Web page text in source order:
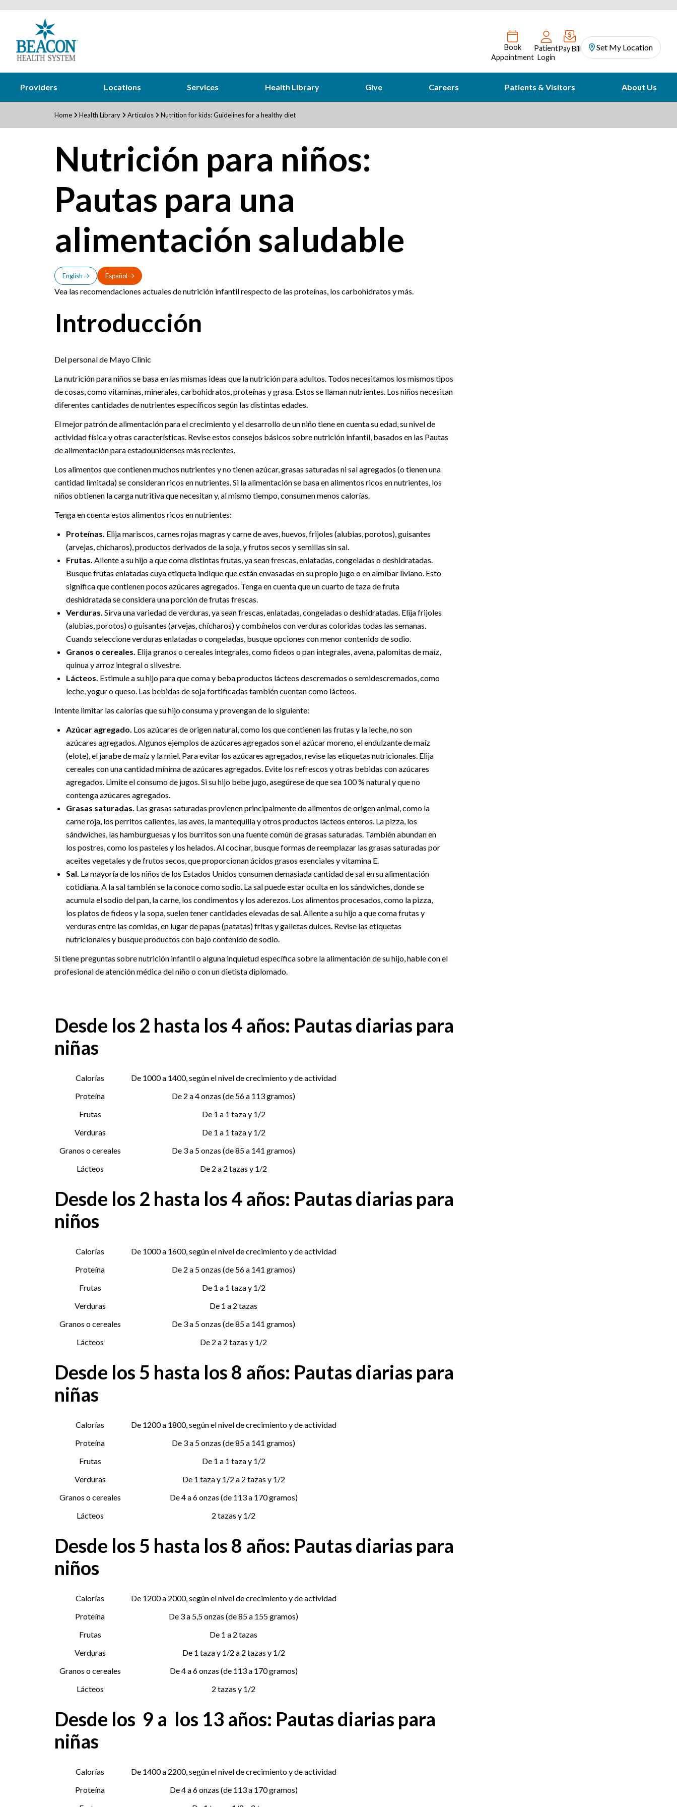
Book
Appointment
Patient
Login
Pay Bill Set My Location
Providers Locations Services Health Library Give Careers Patients & Visitors About Us
Home Health Library Articulos Nutrition for kids: Guidelines for a healthy diet
Nutrición para niños:
Pautas para una
alimentación saludable
English Español
Vea las recomendaciones actuales de nutrición infantil respecto de las proteínas, los carbohidratos y más.
Introducción
Del personal de Mayo Clinic
La nutrición para niños se basa en las mismas ideas que la nutrición para adultos. Todos necesitamos los mismos tipos
de cosas, como vitaminas, minerales, carbohidratos, proteínas y grasa. Estos se llaman nutrientes. Los niños necesitan
diferentes cantidades de nutrientes específicos según las distintas edades.
El mejor patrón de alimentación para el crecimiento y el desarrollo de un niño tiene en cuenta su edad, su nivel de
actividad física y otras características. Revise estos consejos básicos sobre nutrición infantil, basados en las Pautas
de alimentación para estadounidenses más recientes.
Los alimentos que contienen muchos nutrientes y no tienen azúcar, grasas saturadas ni sal agregados (o tienen una
cantidad limitada) se consideran ricos en nutrientes. Si la alimentación se basa en alimentos ricos en nutrientes, los
niños obtienen la carga nutritiva que necesitan y, al mismo tiempo, consumen menos calorías.
Tenga en cuenta estos alimentos ricos en nutrientes:
Proteínas. Elija mariscos, carnes rojas magras y carne de aves, huevos, frijoles (alubias, porotos), guisantes
(arvejas, chícharos), productos derivados de la soja, y frutos secos y semillas sin sal.
Frutas. Aliente a su hijo a que coma distintas frutas, ya sean frescas, enlatadas, congeladas o deshidratadas.
Busque frutas enlatadas cuya etiqueta indique que están envasadas en su propio jugo o en almíbar liviano. Esto
significa que contienen pocos azúcares agregados. Tenga en cuenta que un cuarto de taza de fruta
deshidratada se considera una porción de frutas frescas.
Verduras. Sirva una variedad de verduras, ya sean frescas, enlatadas, congeladas o deshidratadas. Elija frijoles
(alubias, porotos) o guisantes (arvejas, chícharos) y combínelos con verduras coloridas todas las semanas.
Cuando seleccione verduras enlatadas o congeladas, busque opciones con menor contenido de sodio.
Granos o cereales. Elija granos o cereales integrales, como fideos o pan integrales, avena, palomitas de maíz,
quinua y arroz integral o silvestre.
Lácteos. Estimule a su hijo para que coma y beba productos lácteos descremados o semidescremados, como
leche, yogur o queso. Las bebidas de soja fortificadas también cuentan como lácteos.
Intente limitar las calorías que su hijo consuma y provengan de lo siguiente:
Azúcar agregado. Los azúcares de origen natural, como los que contienen las frutas y la leche, no son
azúcares agregados. Algunos ejemplos de azúcares agregados son el azúcar moreno, el endulzante de maíz
(elote), el jarabe de maíz y la miel. Para evitar los azúcares agregados, revise las etiquetas nutricionales. Elija
cereales con una cantidad mínima de azúcares agregados. Evite los refrescos y otras bebidas con azúcares
agregados. Limite el consumo de jugos. Si su hijo bebe jugo, asegúrese de que sea 100 % natural y que no
contenga azúcares agregados.
Grasas saturadas. Las grasas saturadas provienen principalmente de alimentos de origen animal, como la
carne roja, los perritos calientes, las aves, la mantequilla y otros productos lácteos enteros. La pizza, los
sándwiches, las hamburguesas y los burritos son una fuente común de grasas saturadas. También abundan en
los postres, como los pasteles y los helados. Al cocinar, busque formas de reemplazar las grasas saturadas por
aceites vegetales y de frutos secos, que proporcionan ácidos grasos esenciales y vitamina E.
Sal. La mayoría de los niños de los Estados Unidos consumen demasiada cantidad de sal en su alimentación
cotidiana. A la sal también se la conoce como sodio. La sal puede estar oculta en los sándwiches, donde se
acumula el sodio del pan, la carne, los condimentos y los aderezos. Los alimentos procesados, como la pizza,
los platos de fideos y la sopa, suelen tener cantidades elevadas de sal. Aliente a su hijo a que coma frutas y
verduras entre las comidas, en lugar de papas (patatas) fritas y galletas dulces. Revise las etiquetas
nutricionales y busque productos con bajo contenido de sodio.
Si tiene preguntas sobre nutrición infantil o alguna inquietud específica sobre la alimentación de su hijo, hable con el
profesional de atención médica del niño o con un dietista diplomado.
Desde los 2 hasta los 4 años: Pautas diarias para
niñas
Calorías
De 1000 a 1400, según el nivel de crecimiento y de actividad
Proteína
De 2 a 4 onzas (de 56 a 113 gramos)
Frutas
De 1 a 1 taza y 1/2
Verduras
De 1 a 1 taza y 1/2
Granos o cereales
De 3 a 5 onzas (de 85 a 141 gramos)
Lácteos
De 2 a 2 tazas y 1/2
Desde los 2 hasta los 4 años: Pautas diarias para
niños
Calorías
De 1000 a 1600, según el nivel de crecimiento y de actividad
Proteína
De 2 a 5 onzas (de 56 a 141 gramos)
Frutas
De 1 a 1 taza y 1/2
Verduras
De 1 a 2 tazas
Granos o cereales
De 3 a 5 onzas (de 85 a 141 gramos)
Lácteos
De 2 a 2 tazas y 1/2
Desde los 5 hasta los 8 años: Pautas diarias para
niñas
Calorías
De 1200 a 1800, según el nivel de crecimiento y de actividad
Proteína
De 3 a 5 onzas (de 85 a 141 gramos)
Frutas
De 1 a 1 taza y 1/2
Verduras
De 1 taza y 1/2 a 2 tazas y 1/2
Granos o cereales
De 4 a 6 onzas (de 113 a 170 gramos)
Lácteos
2 tazas y 1/2
Desde los 5 hasta los 8 años: Pautas diarias para
niños
Calorías
De 1200 a 2000, según el nivel de crecimiento y de actividad
Proteína
De 3 a 5,5 onzas (de 85 a 155 gramos)
Frutas
De 1 a 2 tazas
Verduras
De 1 taza y 1/2 a 2 tazas y 1/2
Granos o cereales
De 4 a 6 onzas (de 113 a 170 gramos)
Lácteos
2 tazas y 1/2
Desde los 9 a los 13 años: Pautas diarias para
niñas
Calorías
De 1400 a 2200, según el nivel de crecimiento y de actividad
Proteína
De 4 a 6 onzas (de 113 a 170 gramos)